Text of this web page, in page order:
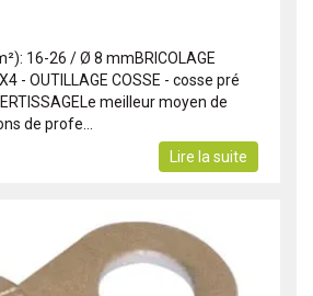
16-26 / Ø 8 mmBRICOLAGE
- OUTILLAGE COSSE - cosse pré
meilleur moyen de
de profe...
Lire la suite